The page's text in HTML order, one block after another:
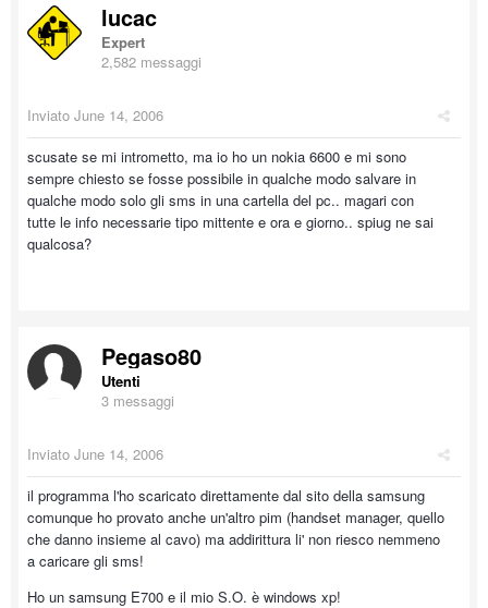
lucac
Expert
2,582 messaggi
Inviato June 14, 2006
scusate se mi intrometto, ma io ho un nokia 6600 e mi sono
sempre chiesto se fosse possibile in qualche modo salvare in
qualche modo solo gli sms in una cartella del pc.. magari con
tutte le info necessarie tipo mittente e ora e giorno.. spiug ne sai
qualcosa?
Pegaso80
Utenti
3 messaggi
Inviato June 14, 2006
il programma l'ho scaricato direttamente dal sito della samsung
comunque ho provato anche un'altro pim (handset manager, quello
che danno insieme al cavo) ma addirittura li' non riesco nemmeno
a caricare gli sms!
Ho un samsung E700 e il mio S.O. è windows xp!